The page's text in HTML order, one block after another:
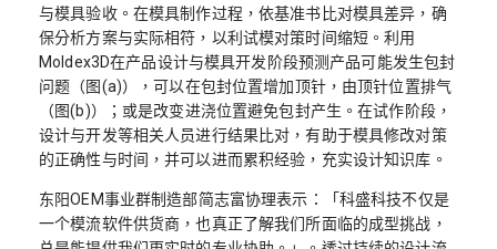
与模具验收。在模具制作过程，依基准书比对模具差异，确
保分析方案与实际相符，以利试模对策时间缩短。利用
Moldex3D在产品设计与模具开发阶段预测产品可能发生包封
问题（图(a)），可以在包封位置增加顶针，由顶针位置排气
（图(b)）；或是改变进浇位置避免包封产生。在试作阶段，
设计与开发等相关人员进行结果比对，有助于模具修改对策
的正确性与时间，并可以进而累积经验，充实设计知识库。
东阳OEM事业群制造部简志富协理表示：「科盛科技不仅是
一个模流软件供货商，也真正了解我们所面临的成型挑战，